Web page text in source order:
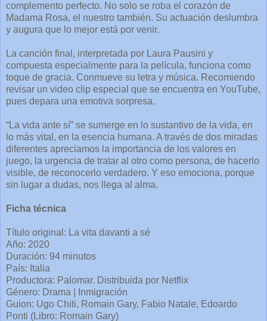
complemento perfecto. No solo se roba el corazón de
Madama Rosa, el nuestro también. Su actuación deslumbra
y augura que lo mejor está por venir.
La canción final, interpretada por Laura Pausini y
compuesta especialmente para la película, funciona como
toque de gracia. Conmueve su letra y música. Recomiendo
revisar un video clip especial que se encuentra en YouTube,
pues depara una emotiva sorpresa.
“La vida ante sí” se sumerge en lo sustantivo de la vida, en
lo más vital, en la esencia humana. A través de dos miradas
diferentes apreciamos la importancia de los valores en
juego, la urgencia de tratar al otro como persona, de hacerlo
visible, de reconocerlo verdadero. Y eso emociona, porque
sin lugar a dudas, nos llega al alma.
Ficha técnica
Título original: La vita davanti a sé
Año: 2020
Duración: 94 minutos
País: Italia
Productora: Palomar. Distribuida por Netflix
Género: Drama | Inmigración
Guion: Ugo Chiti, Romain Gary, Fabio Natale, Edoardo
Ponti (Libro: Romain Gary)